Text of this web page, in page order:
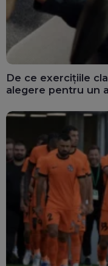
De ce exercițiile
alegere pentru un